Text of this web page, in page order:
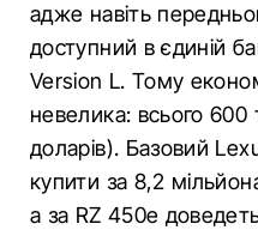
адже навіть
доступний в єдиній
Version L. Тому
невелика: всього 600
доларів). Базовий
купити за 8,2
а за RZ 450e